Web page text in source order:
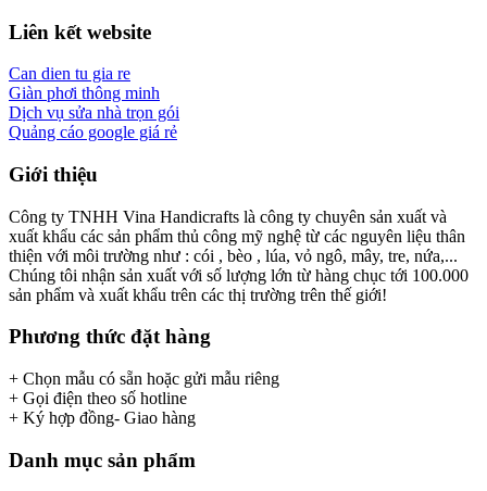
Liên kết website
Can dien tu gia re
Giàn phơi thông minh
Dịch vụ sửa nhà trọn gói
Quảng cáo google giá rẻ
Giới thiệu
Công ty TNHH Vina Handicrafts là công ty chuyên sản xuất và
xuất khẩu các sản phẩm thủ công mỹ nghệ từ các nguyên liệu thân
thiện với môi trường như : cói , bèo , lúa, vỏ ngô, mây, tre, nứa,...
Chúng tôi nhận sản xuất với số lượng lớn từ hàng chục tới 100.000
sản phẩm và xuất khẩu trên các thị trường trên thế giới!
Phương thức đặt hàng
+ Chọn mẫu có sẵn hoặc gửi mẫu riêng
+ Gọi điện theo số hotline
+ Ký hợp đồng- Giao hàng
Danh mục sản phẩm